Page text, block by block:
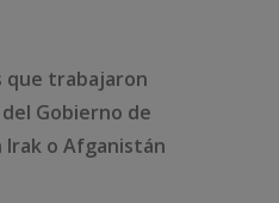
que trabajaron
Gobierno de
Irak o Afganistán